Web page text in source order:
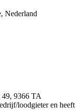
Nederland
49, 9366 TA
loodgieter en heeft